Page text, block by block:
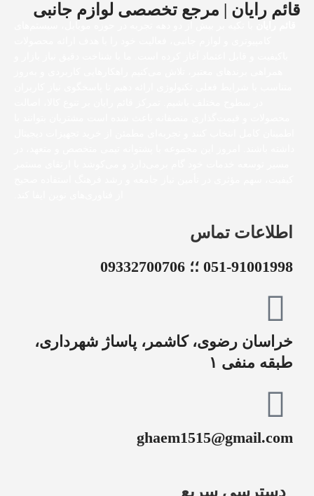
قائم رایان | مرجع تخصصی لوازم جانبی
اطلاعات تماس
051-91001998 ؛؛ 09332700706
خراسان رضوی، کاشمر، پاساژ شهرداری،
طبقه منفی ۱
ghaem1515@gmail.com
دسترسی سریع